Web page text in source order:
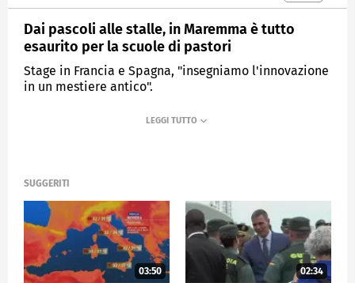
Dai pascoli alle stalle, in Maremma è tutto
esaurito per la scuole di pastori
Stage in Francia e Spagna, "insegniamo l'innovazione
in un mestiere antico".
SUGGERITI
03:50 02:34